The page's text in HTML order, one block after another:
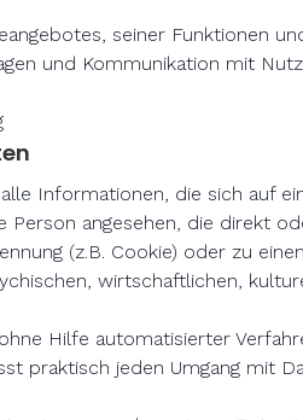
seiner Funktionen
und Kommunikation mit
Informationen, die sich auf
angesehen, die direkt
(z.B. Cookie) oder zu
wirtschaftlichen,
Hilfe automatisierter
praktisch jeden Umgang mit